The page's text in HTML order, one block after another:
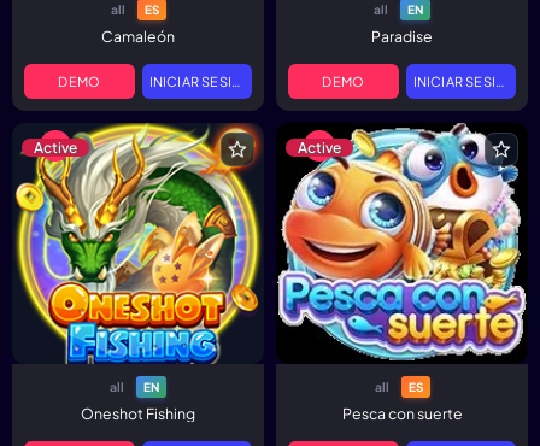
all ES
Camaleón
DEMO INICIAR SESIÓN
all EN
Paradise
DEMO INICIAR SESIÓN
Active
all EN
Oneshot Fishing
Active
all ES
Pesca con suerte